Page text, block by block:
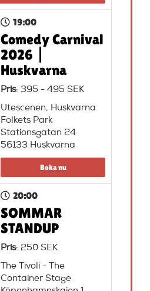
19:00
Comedy Carnival
2026 |
Huskvarna
Pris: 395 - 495 SEK
Utescenen, Huskvarna
Folkets Park
Stationsgatan 24
56133 Huskvarna
Boka nu
20:00
SOMMAR
STANDUP
Pris: 250 SEK
The Tivoli - The
Container Stage